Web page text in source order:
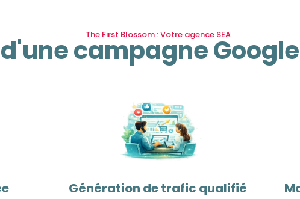
The First Blossom : Votre agence SEA
campagne
Génération de trafic qualifié